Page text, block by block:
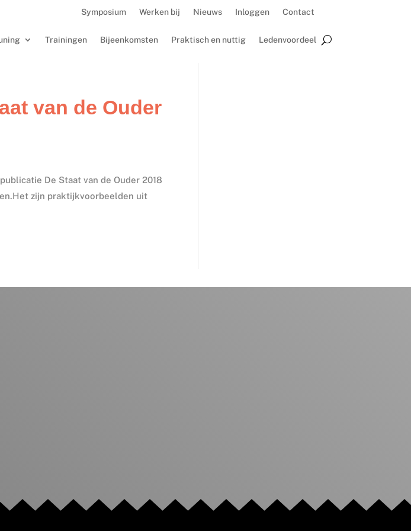
Symposium Werken bij Nieuws Inloggen Contact
Trainingen Bijeenkomsten Praktisch en nuttig Ledenvoordeel
van de Ouder
De Staat van de Ouder 2018
zijn praktijkvoorbeelden uit